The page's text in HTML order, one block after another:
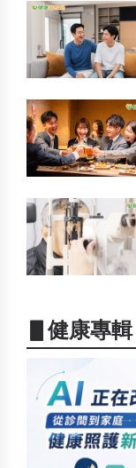
▋健康專輯